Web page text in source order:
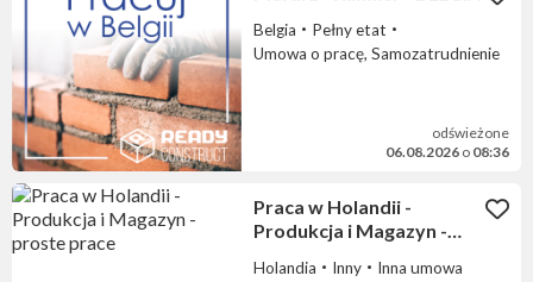
Belgia
Pełny etat
Umowa o pracę, Samozatrudnienie
odświeżone
06.08.2026 o 08:36
Praca w Holandii -
Produkcja i Magazyn -
Holandia Inny Inna umowa